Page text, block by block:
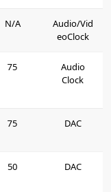
N/A
Audio/Vid
eoClock
75
Audio
Clock
75 DAC
50 DAC